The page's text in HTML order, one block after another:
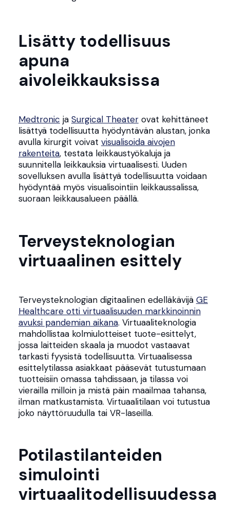
Lisätty todellisuus
apuna
aivoleikkauksissa
Medtronic ja Surgical Theaterovat kehittäneet
lisättyä todellisuutta hyödyntävän alustan, jonka
avulla kirurgit voivat visualisoida aivojen
rakenteita, testata leikkaustyökaluja ja
suunnitella leikkauksia virtuaalisesti. Uuden
sovelluksen avulla lisättyä todellisuutta voidaan
hyödyntää myös visualisointiin leikkaussalissa,
suoraan leikkausalueen päällä.
Terveysteknologian
virtuaalinen esittely
Terveysteknologian digitaalinen edelläkävijä GE
Healthcare otti virtuaalisuuden markkinoinnin
avuksi pandemian aikana. Virtuaaliteknologia
mahdollistaa kolmiulotteiset tuote-esittelyt,
jossa laitteiden skaala ja muodot vastaavat
tarkasti fyysistä todellisuutta. Virtuaalisessa
esittelytilassa asiakkaat pääsevät tutustumaan
tuotteisiin omassa tahdissaan, ja tilassa voi
vierailla milloin ja mistä päin maailmaa tahansa,
ilman matkustamista. Virtuaalitilaan voi tutustua
joko näyttöruudulla tai VR-laseilla.
Potilastilanteiden
simulointi
virtuaalitodellisuudessa